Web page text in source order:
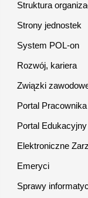
Struktura
Strony jednostek
System POL-on
Rozwój, kariera
Związki
Portal Pracownika
Portal Edukacyjny
Elektroniczne
Emeryci
Sprawy